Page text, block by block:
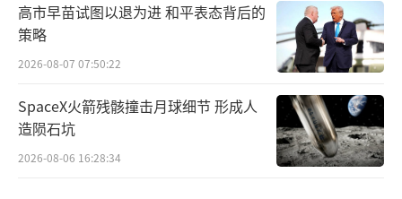
高市早苗试图以退为进 和平表态背后的
策略
2026-08-07 07:50:22
SpaceX火箭残骸撞击月球细节 形成人
造陨石坑
2026-08-06 16:28:34